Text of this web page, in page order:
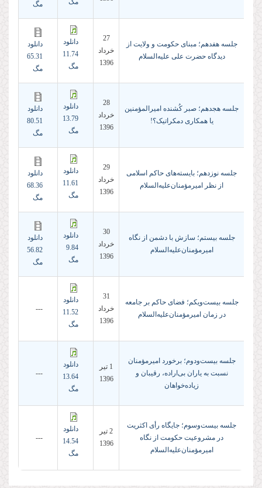
مگ
مگ
جلسه هفدهم؛ مبنای حکومت و ولایت از
دیدگاه حضرت علی علیه‌السلام
27
خرداد
1396
دانلود
11.74
مگ
دانلود
65.31
مگ
جلسه هجدهم؛ صبر کُشنده امیرالمؤمنین
یا همکاری دمکراتیک؟!
28
خرداد
1396
دانلود
13.79
مگ
دانلود
80.51
مگ
جلسه نوزدهم؛ بایسته‌های حاکم اسلامی
از نظر امیرمؤمنان‌علیه‌السلام
29
خرداد
1396
دانلود
11.61
مگ
دانلود
68.36
مگ
جلسه بیستم؛ سازش با دشمن از نگاه
امیرمؤمنان‌علیه‌السلام
30
خرداد
1396
دانلود
9.84
مگ
دانلود
56.82
مگ
جلسه بیست‌ویکم؛ فضای حاکم بر جامعه
در زمان امیرمؤمنان‌‌علیه‌السلام
31
خرداد
1396
دانلود
11.52
مگ
---
جلسه بیست‌ودوم؛ برخورد امیرمؤمنان
نسبت به یاران بی‌اراده، رقیبان و
زیاده‌خواهان
1 تير
1396
دانلود
13.64
مگ
---
جلسه بیست‌وسوم؛ جایگاه رأی اکثریت
در مشروعیت حکومت از نگاه
امیرمؤمنان‌علیه‌السلام
2 تير
1396
دانلود
14.54
مگ
---